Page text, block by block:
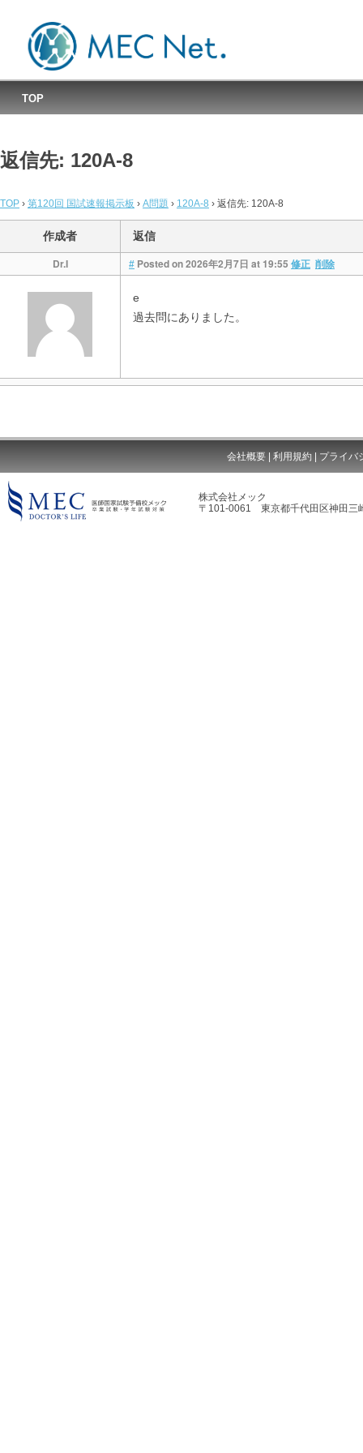
MEC国試速報掲示板
TOP
返信先: 120A-8
TOP › 第120回 国試速報掲示板 › A問題 › 120A-8 › 返信先: 120A-8
作成者 返信
Dr.I # Posted on 2026年2月7日 at 19:55 修正 削除
e
過去問にありました。
会社概要 | 利用規約 | プライバ
株式会社メック
〒101-0061 東京都千代田区神田三